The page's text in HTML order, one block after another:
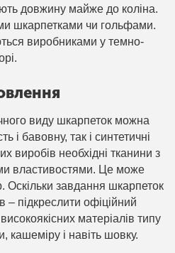
довжину майже до коліна.
шкарпетками чи гольфами.
виробниками у темно-
виду шкарпеток можна
і бавовну, так і синтетичні
виробів необхідні тканини з
властивостями. Це може
Оскільки завдання шкарпеток
підкреслити офіційний
матеріалів типу
кашеміру і навіть шовку.